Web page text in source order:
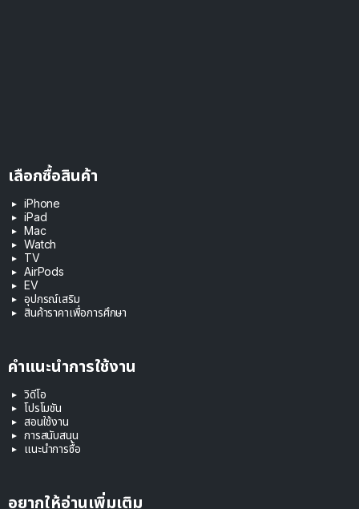
เลือกซื้อสินค้า
iPhone
iPad
Mac
Watch
TV
AirPods
EV
อุปกรณ์เสริม
สินค้าราคาเพื่อการศึกษา
คำแนะนำการใช้งาน
วิดีโอ
โปรโมชัน
สอนใช้งาน
การสนับสนุน
แนะนำการซื้อ
อยากให้อ่านเพิ่มเติม